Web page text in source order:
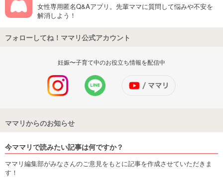
女性専用匿名Q&Aアプリ。先輩ママに質問して悩みや不安を
解消しよう！
フォローしてね！ママリ公式アカウント
妊娠〜子育て中のお役立ち情報を配信中
ママリからのお知らせ
今ママリで読みたい記事は何ですか？
ママリ編集部がみなさんのご意見をもとに記事を作成させていただきま
す！